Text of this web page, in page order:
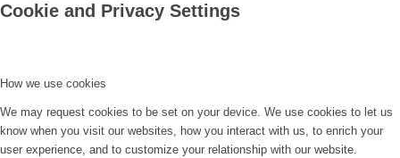
Cookie and Privacy Settings
How we use cookies
We may request cookies to be set on your device. We use cookies to let us
know when you visit our websites, how you interact with us, to enrich your
user experience, and to customize your relationship with our website.